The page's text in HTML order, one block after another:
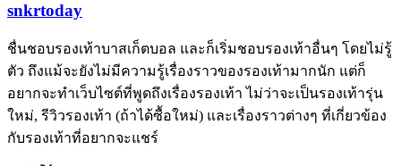
snkrtoday
ชื่นชอบรองเท้าบาสเก็ตบอล และก็เริ่มชอบรองเท้าอื่นๆ โดยไม่รู้
ตัว ถึงแม้จะยังไม่มีความรู้เรื่องราวของรองเท้ามากนัก แต่ก็
อยากจะทำเว็บไซต์ที่พูดถึงเรื่องรองเท้า ไม่ว่าจะเป็นรองเท้ารุ่น
ใหม่, รีวิวรองเท้า (ถ้าได้ซื้อใหม่) และเรื่องราวต่างๆ ที่เกี่ยวข้อง
กับรองเท้าที่อยากจะแชร์